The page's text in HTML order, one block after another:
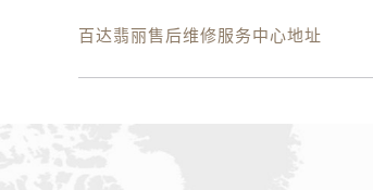
内蒙古自治区巴彦淖
百达翡丽售后维修服务中心地址